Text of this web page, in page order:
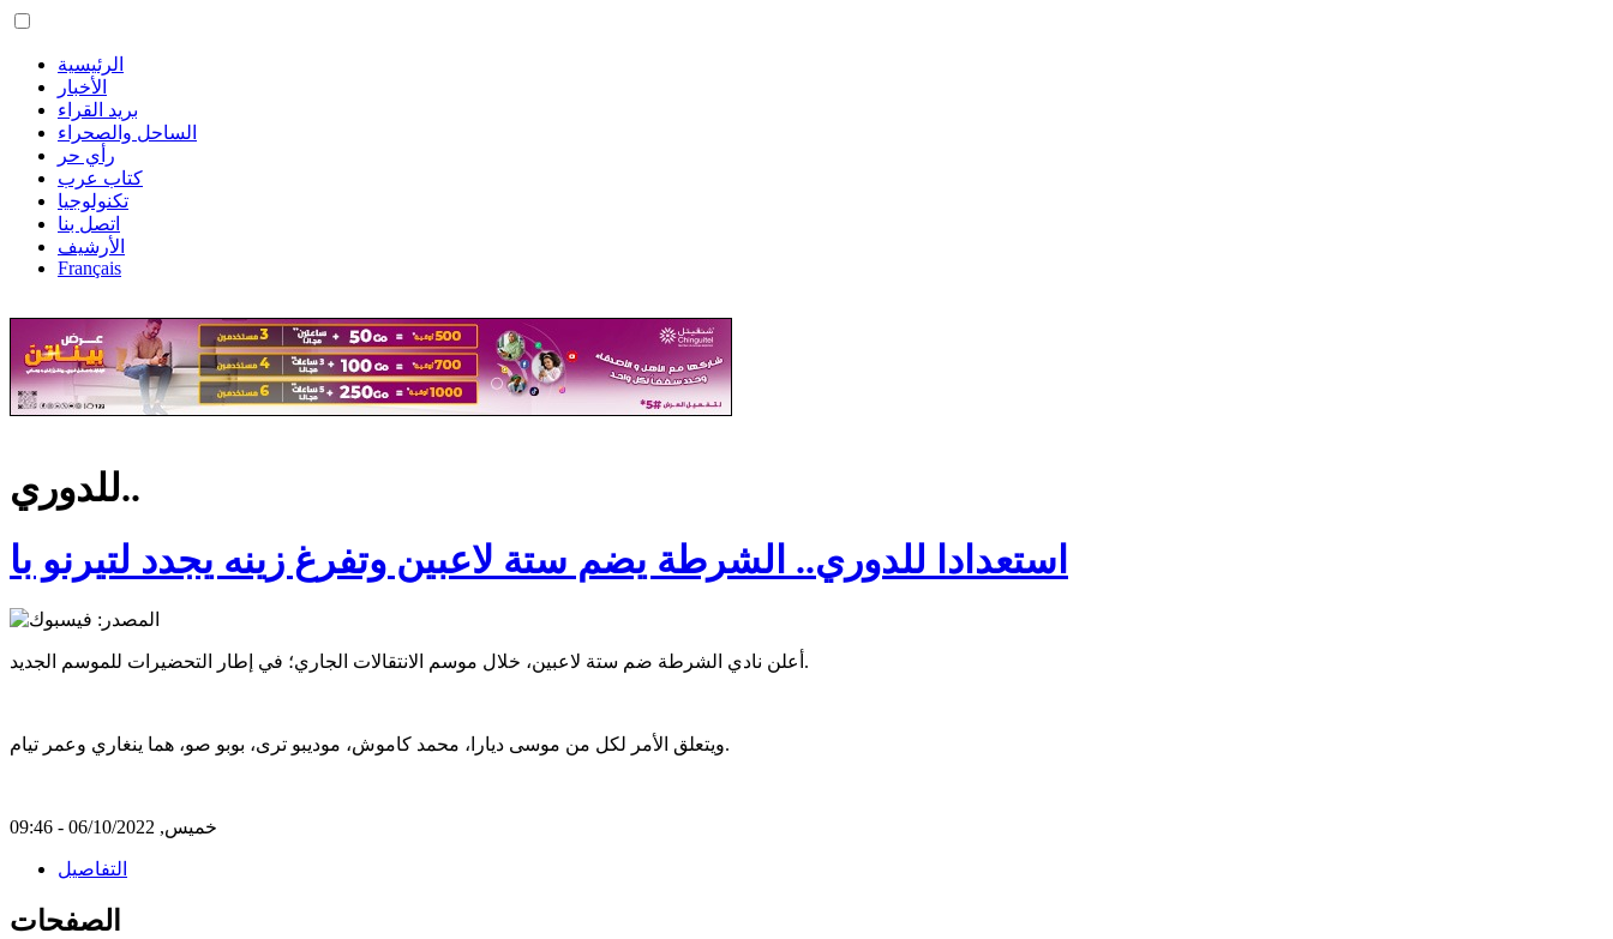
الرئيسية
الأخبار
بريد القراء
الساحل والصحراء
رأي حر
كتاب عرب
تكنولوجيا
اتصل بنا
الأرشيف
Français
للدوري..
استعدادا للدوري.. الشرطة يضم ستة لاعبين وتفرغ زينه يجدد لتيرنو با
أعلن نادي الشرطة ضم ستة لاعبين، خلال موسم الانتقالات الجاري؛ في إطار التحضيرات للموسم الجديد.
ويتعلق الأمر لكل من موسى ديارا، محمد كاموش، موديبو ترى، بوبو صو، هما ينغاري وعمر تيام.
خميس, 06/10/2022 - 09:46
التفاصيل
الصفحات